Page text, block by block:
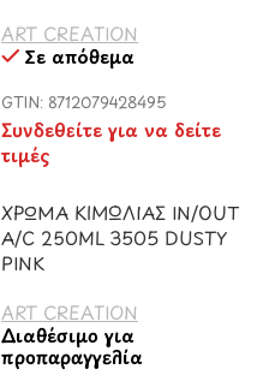
ART CREATION
Σε απόθεμα
GTIN: 8712079428495
Συνδεθείτε για να δείτε
τιμές
ΧΡΩΜΑ ΚΙΜΩΛΙΑΣ IN/OUT
A/C 250ML 3505 DUSTY
PINK
ART CREATION
Διαθέσιμο για
προπαραγγελία